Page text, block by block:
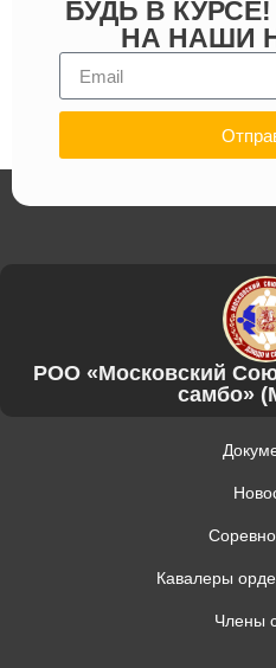
БУДЬ В
НА НАШИ
РОО «Московский
самбо»
Кавалеры
Члены